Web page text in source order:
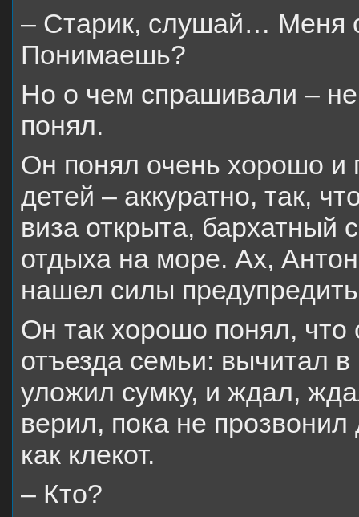
– Старик, слушай… Меня
Понимаешь?
Но о чем спрашивали –
понял.
Он понял очень хорошо
детей – аккуратно, так,
виза открыта, бархатный
отдыха на море. Ах,
нашел силы
Он так хорошо понял, что
отъезда семьи: вычитал
уложил сумку, и ждал,
верил, пока не
как клекот.
– Кто?